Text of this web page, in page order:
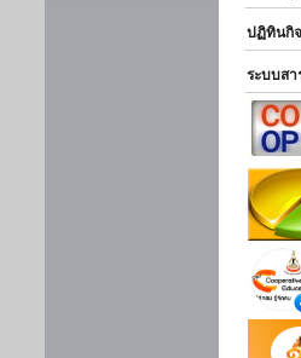
ปฏิทินกิจ
ระบบสา